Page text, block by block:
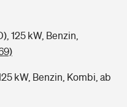
125 kW, Benzin,
kW, Benzin, Kombi, ab